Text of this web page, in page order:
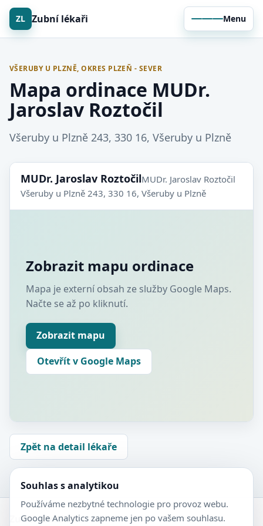
ZL Zubní lékaři Menu
VŠERUBY U PLZNĚ, OKRES PLZEŇ - SEVER
Mapa ordinace MUDr.
Jaroslav Roztočil
Všeruby u Plzně 243, 330 16, Všeruby u Plzně
MUDr. Jaroslav RoztočilMUDr. Jaroslav Roztočil
Všeruby u Plzně 243, 330 16, Všeruby u Plzně
Zobrazit mapu ordinace
Mapa je externí obsah ze služby Google Maps.
Načte se až po kliknutí.
Zobrazit mapu
Otevřít v Google Maps
Zpět na detail lékaře
Zubní-lékaři.cz
Souhlas s analytikou
Používáme nezbytné technologie pro provoz webu.
Google Analytics zapneme jen po vašem souhlasu.